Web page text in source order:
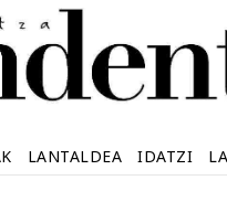
LANTALDEA IDATZI